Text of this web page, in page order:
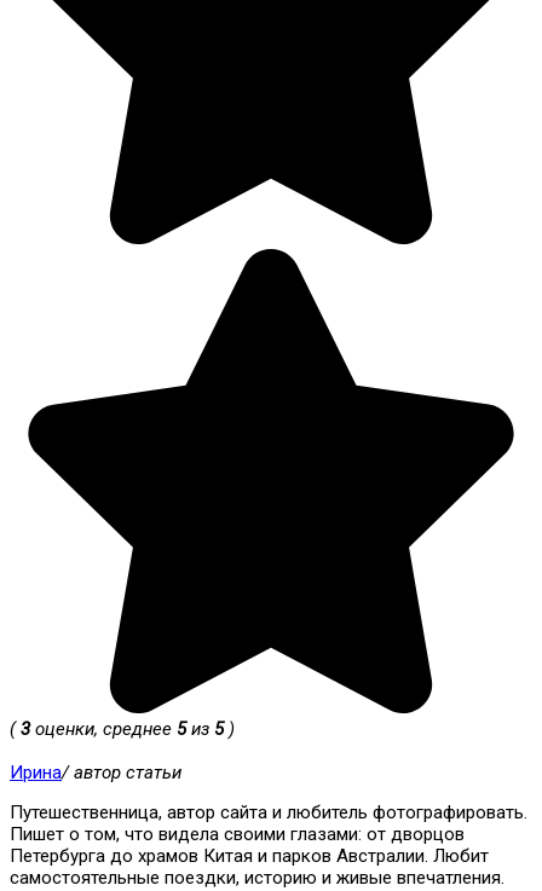
(3оценки, среднее 5из 5)
Ирина/ автор статьи
Путешественница, автор сайта и любитель фотографировать.
Пишет о том, что видела своими глазами: от дворцов
Петербурга до храмов Китая и парков Австралии. Любит
самостоятельные поездки, историю и живые впечатления.